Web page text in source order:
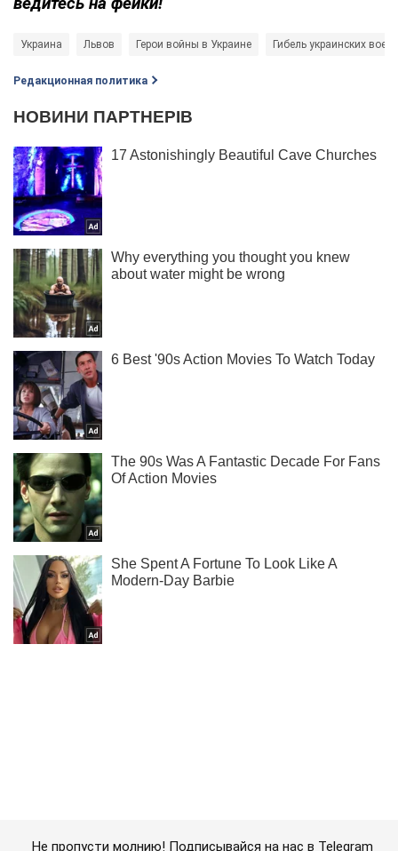
Украина Львов Герои войны в Украине Гибель украинских
Редакционная политика